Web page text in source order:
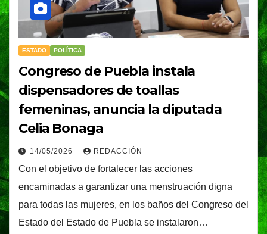
ESTADO POLÍTICA
Congreso de Puebla instala
dispensadores de toallas
femeninas, anuncia la diputada
Celia Bonaga
14/05/2026 REDACCIÓN
Con el objetivo de fortalecer las acciones
encaminadas a garantizar una menstruación digna
para todas las mujeres, en los baños del Congreso del
Estado del Estado de Puebla se instalaron…